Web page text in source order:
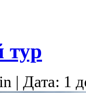
тур
| Дата: 1